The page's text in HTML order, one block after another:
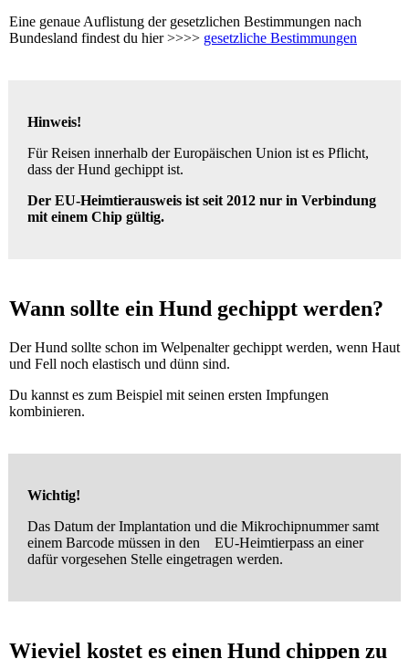
Eine genaue Auflistung der gesetzlichen Bestimmungen nach
Bundesland findest du hier >>>> gesetzliche Bestimmungen
Hinweis!
Für Reisen innerhalb der Europäischen Union ist es Pflicht,
dass der Hund gechippt ist.
Der EU-Heimtierausweis ist seit 2012 nur in Verbindung
mit einem Chip gültig.
Wann sollte ein Hund gechippt werden?
Der Hund sollte schon im Welpenalter gechippt werden, wenn Haut
und Fell noch elastisch und dünn sind.
Du kannst es zum Beispiel mit seinen ersten Impfungen
kombinieren.
Wichtig!
Das Datum der Implantation und die Mikrochipnummer samt
einem Barcode müssen in den EU-Heimtierpass an einer
dafür vorgesehen Stelle eingetragen werden.
Wieviel kostet es einen Hund chippen zu